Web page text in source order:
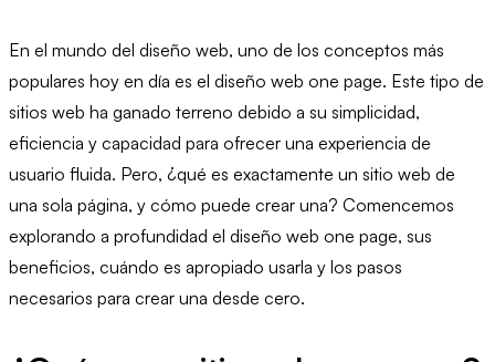
En el mundo del diseño web, uno de los conceptos más
populares hoy en día es el diseño web one page. Este tipo de
sitios web ha ganado terreno debido a su simplicidad,
eficiencia y capacidad para ofrecer una experiencia de
usuario fluida. Pero, ¿qué es exactamente un sitio web de
una sola página, y cómo puede crear una? Comencemos
explorando a profundidad el diseño web one page, sus
beneficios, cuándo es apropiado usarla y los pasos
necesarios para crear una desde cero.